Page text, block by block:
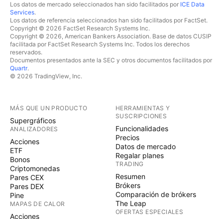
Los datos de mercado seleccionados han sido facilitados por ICE Data
Services.
Los datos de referencia seleccionados han sido facilitados por FactSet.
Copyright © 2026 FactSet Research Systems Inc.
Copyright © 2026, American Bankers Association. Base de datos CUSIP
facilitada por FactSet Research Systems Inc. Todos los derechos
reservados.
Documentos presentados ante la SEC y otros documentos facilitados por
Quartr.
© 2026 TradingView, Inc.
MÁS QUE UN PRODUCTO
Supergráficos
ANALIZADORES
Acciones
ETF
Bonos
Criptomonedas
Pares CEX
Pares DEX
Pine
MAPAS DE CALOR
Acciones
HERRAMIENTAS Y
SUSCRIPCIONES
Funcionalidades
Precios
Datos de mercado
Regalar planes
TRADING
Resumen
Brókers
Comparación de brókers
The Leap
OFERTAS ESPECIALES